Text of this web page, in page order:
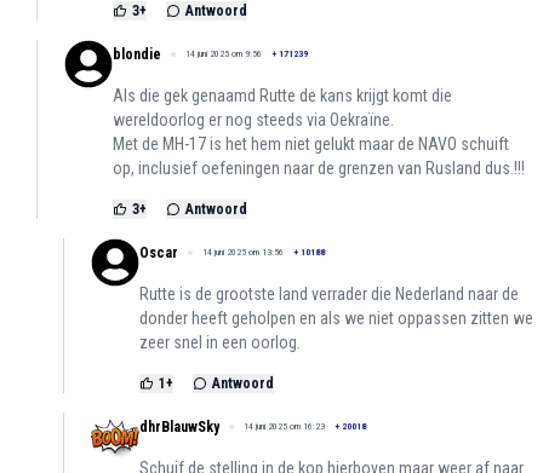
3+ Antwoord
blondie 14 juni 2025 om 9:56 + 171239
Als die gek genaamd Rutte de kans krijgt komt die
wereldoorlog er nog steeds via Oekraïne.
Met de MH-17 is het hem niet gelukt maar de NAVO schuift
op, inclusief oefeningen naar de grenzen van Rusland dus.!!!
3+ Antwoord
Oscar 14 juni 2025 om 13:56 + 10188
Rutte is de grootste land verrader die Nederland naar de
donder heeft geholpen en als we niet oppassen zitten we
zeer snel in een oorlog.
1+ Antwoord
dhrBlauwSky 14 juni 2025 om 16:23 + 20018
Schuif de stelling in de kop hierboven maar weer af naar